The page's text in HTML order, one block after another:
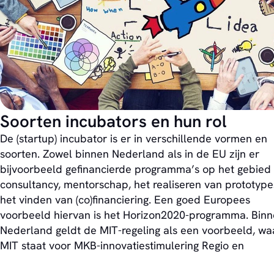
Soorten incubators en hun rol
De (startup) incubator is er in verschillende vormen en
soorten. Zowel binnen Nederland als in de EU zijn er
bijvoorbeeld gefinancierde programma’s op het gebied
consultancy, mentorschap, het realiseren van
het vinden van (co)financiering. Een goed Europees
voorbeeld hiervan is het Horizon2020-programma.
Nederland geldt de MIT-regeling als een voorbeeld,
MIT staat voor MKB-innovatiestimulering Regio en